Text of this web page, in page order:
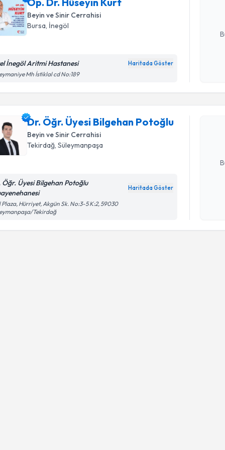
Beyin ve Sinir Cerrahisi
Bursa, İnegöl
İnegöl Aritmi Hastanesi Haritada Göster
Mh İstiklal cd No:189
Dr. Öğr. Üyesi Bilgehan Potoğlu
Beyin ve Sinir Cerrahisi
Tekirdağ, Süleymanpaşa
Öğr. Üyesi Bilgehan Potoğlu
Haritada Göster
Plaza, Hürriyet, Akgün Sk. No:3-5 K:2, 59030
Tekirdağ